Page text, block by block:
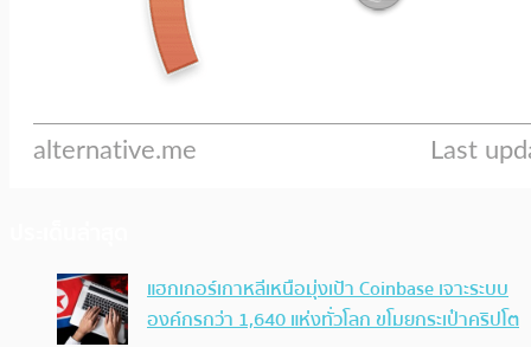
แฮกเกอร์เกาหลีเหนือมุ่งเป้า Coinbase เจาะระบบ
องค์กรกว่า 1,640 แห่งทั่วโลก ขโมยกระเป๋าคริปโต